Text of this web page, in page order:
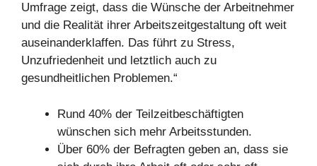
Umfrage zeigt, dass die Wünsche der Arbeitnehmer
und die Realität ihrer Arbeitszeitgestaltung oft weit
auseinanderklaffen. Das führt zu Stress,
Unzufriedenheit und letztlich auch zu
gesundheitlichen Problemen.“
Rund 40% der Teilzeitbeschäftigten
wünschen sich mehr Arbeitsstunden.
Über 60% der Befragten geben an, dass sie